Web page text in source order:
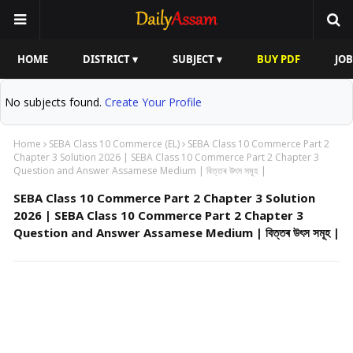
HOME DISTRICT ▾ SUBJECT ▾ BUY PDF
No subjects found. Create Your Profile
Home SEBA Class 10 Commerce (EL)
SEBA Class 10 Commerce Part 2
Chapter 3 Solution 2026 | SEBA Class 10 Commerce Part 2 Chapter 3
Question and Answer Assamese Medium | বিত্তৰ উৎস সমূহ |
SEBA Class 10 Commerce Part 2 Chapter 3 Solution
2026 | SEBA Class 10 Commerce Part 2 Chapter 3
Question and Answer Assamese Medium | বিত্তৰ উৎস সমূহ |